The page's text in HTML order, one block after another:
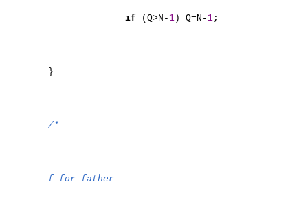
if (Q>N- 1 ) Q=N- 1;
}
/*
f for father